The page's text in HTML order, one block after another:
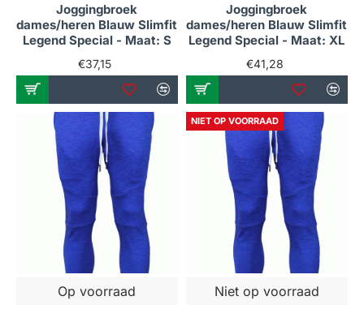
Joggingbroek
dames/heren Blauw Slimfit
Legend Special - Maat: S
€37,15
Joggingbroek
dames/heren Blauw Slimfit
Legend Special - Maat: XL
€41,28
Op voorraad
NIET OP VOORRAAD
Niet op voorraad